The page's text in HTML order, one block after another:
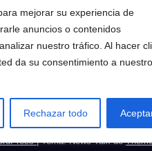
mejorar su experiencia de
anuncios o contenidos
nuestro tráfico. Al hacer
da su consentimiento a
Rechazar todo
|Tema: News Talk de